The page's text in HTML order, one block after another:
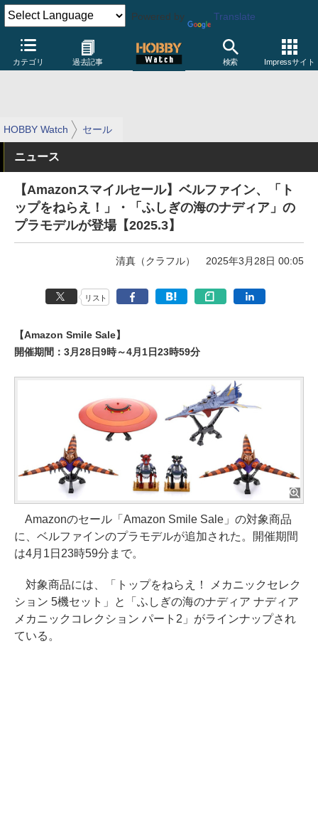
Powered by Translate
カテゴリ 過去記事 検索 Impressサイト
HOBBY Watch セール
ニュース
【Amazonスマイルセール】ベルファイン、「ト
ップをねらえ！」・「ふしぎの海のナディア」の
プラモデルが登場【2025.3】
清真（クラフル） 2025年3月28日 00:05
リスト
【Amazon Smile Sale】
開催期間：3月28日9時～4月1日23時59分
Amazonのセール「Amazon Smile Sale」の対象商品
に、ベルファインのプラモデルが追加された。開催期間
は4月1日23時59分まで。
対象商品には、「トップをねらえ！ メカニックセレク
ション 5機セット」と「ふしぎの海のナディア ナディア
メカニックコレクション パート2」がラインナップされ
ている。